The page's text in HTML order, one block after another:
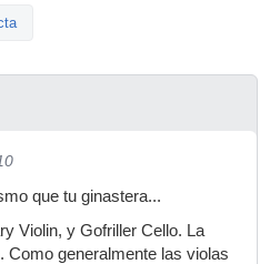
que tu ginastera...
Violin, y Gofriller Cello. La
Como generalmente las violas